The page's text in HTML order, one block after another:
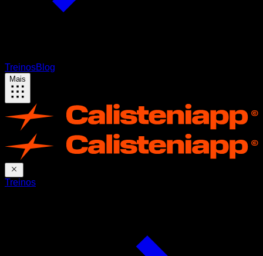
TreinosBlog
Mais
Treinos